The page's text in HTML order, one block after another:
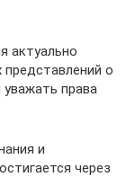
актуально
о
права
и
через